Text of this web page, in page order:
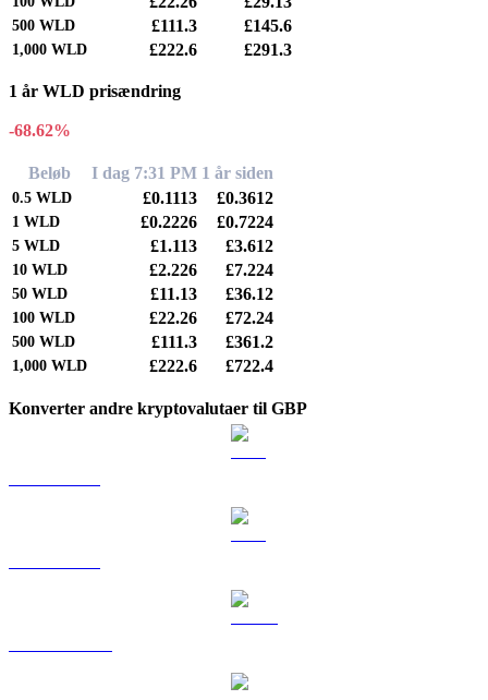
500 WLD £111.3 £145.6
1,000 WLD £222.6 £291.3
1 år WLD prisændring
-68.62%
Beløb I dag 7:31 PM 1 år siden
0.5 WLD £0.1113 £0.3612
1 WLD £0.2226 £0.7224
5 WLD £1.113 £3.612
10 WLD £2.226 £7.224
50 WLD £11.13 £36.12
100 WLD £22.26 £72.24
500 WLD £111.3 £361.2
1,000 WLD £222.6 £722.4
Konverter andre kryptovalutaer til GBP